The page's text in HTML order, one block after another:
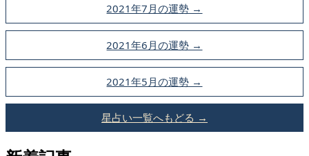
2021年7月の運勢 →
2021年6月の運勢 →
2021年5月の運勢 →
星占い一覧へもどる →